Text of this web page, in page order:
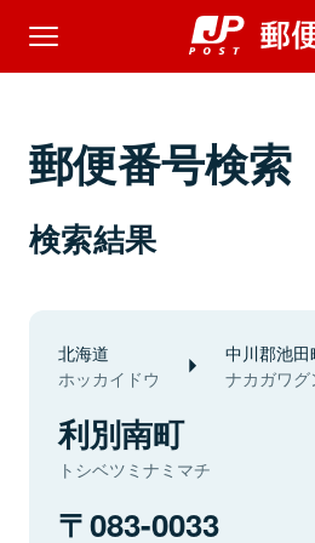
郵便番号検索
検索結果
北海道
ホッカイドウ
中川郡池田
ナカガワグ
利別南町
トシベツミナミマチ
083-0033